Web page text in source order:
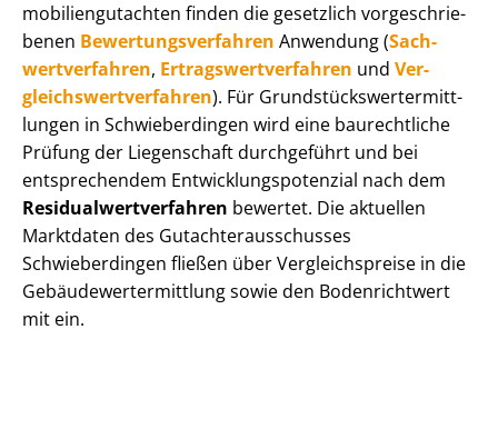
mo­bi­li­en­gut­ach­ten finden die gesetzlich vor­ge­schrie­
be­nen Be­wer­tungs­ver­fah­ren Anwendung (Sach­
wert­ver­fah­ren, Er­trags­wert­ver­fah­ren und Ver­
gleichs­wert­ver­fah­ren). Für Grund­stücks­wert­ermitt­
lun­gen in Schwieberdingen wird eine baurechtliche
Prüfung der Liegenschaft durchgeführt und bei
entsprechendem Ent­wick­lungs­po­ten­zi­al nach dem
Re­si­du­al­wert­ver­fah­ren bewertet. Die aktuellen
Marktdaten des Gut­ach­ter­aus­schus­ses
Schwieberdingen fließen über Ver­gleichs­prei­se in die
Ge­bäu­de­wert­ermitt­lung sowie den Bodenrichtwert
mit ein.